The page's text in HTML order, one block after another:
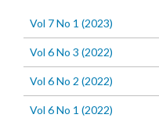
Vol 7 No 1 (2023)
Vol 6 No 3 (2022)
Vol 6 No 2 (2022)
Vol 6 No 1 (2022)